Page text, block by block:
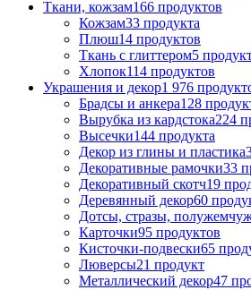
Ткани, кожзам166 продуктов
Кожзам33 продукта
Плюш14 продуктов
Ткань с глиттером5
Хлопок114 продуктов
Украшения и декор1 976
Брадсы и анкера128
Вырубка из кардстока224
Высечки144 продукта
Декор из глины и пластика
Декоративные рамочки33
Декоративный скотч19
Деревянный декор60
Дотсы, стразы,
Карточки95 продуктов
Кисточки-подвески65
Люверсы21 продукт
Металлический декор47